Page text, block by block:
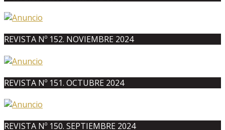
REVISTA Nº 152. NOVIEMBRE 2024
REVISTA Nº 151. OCTUBRE 2024
REVISTA Nº 150. SEPTIEMBRE 2024